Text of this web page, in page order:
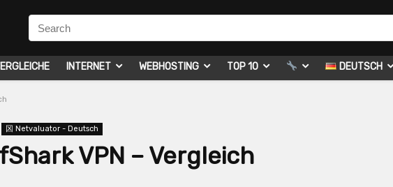
INTERNET WEBHOSTING TOP 10 DEUTSCH
龱 Netvaluator - Deutsch
VPN – Vergleich